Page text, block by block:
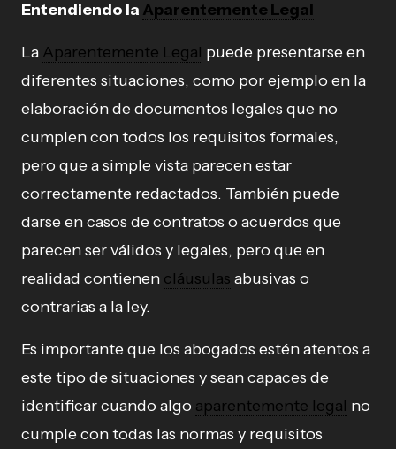
Entendiendo la Aparentemente Legal
La Aparentemente Legal puede presentarse en
diferentes situaciones, como por ejemplo en la
elaboración de documentos legales que no
cumplen con todos los requisitos formales,
pero que a simple vista parecen estar
correctamente redactados. También puede
darse en casos de contratos o acuerdos que
parecen ser válidos y legales, pero que en
realidad contienen cláusulas abusivas o
contrarias a la ley.
Es importante que los abogados estén atentos a
este tipo de situaciones y sean capaces de
identificar cuando algo aparentemente legal no
cumple con todas las normas y requisitos